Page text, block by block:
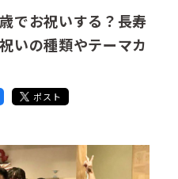
でお祝いする？長寿
いの種類やテーマカ
ポスト